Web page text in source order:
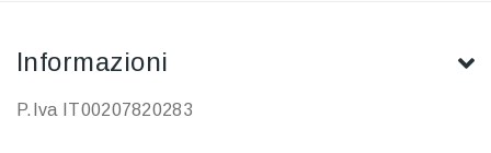
Informazioni
P.Iva IT00207820283